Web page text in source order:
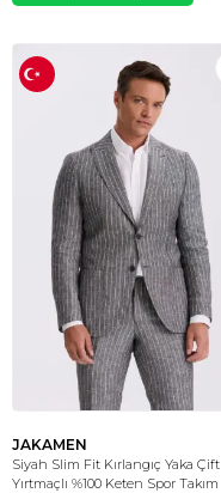
JAKAMEN
Siyah Slim Fit Kırlangıç Yaka Çift
Yırtmaçlı %100 Keten Spor Takım